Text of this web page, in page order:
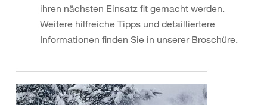
ihren nächsten Einsatz fit gemacht werden.
Weitere hilfreiche Tipps und detailliertere
Informationen finden Sie in unserer Broschüre.